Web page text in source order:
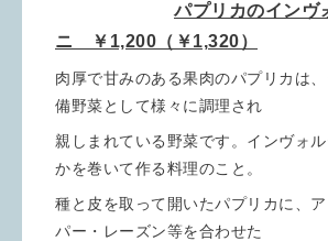
パプリカのインヴ
ニ ￥1,200（￥1,320）
肉厚で甘みのある果肉のパプリカは
備野菜として様々に調理され
親しまれている野菜です。インヴォ
かを巻いて作る料理のこと。
種と皮を取って開いたパプリカに、
パー・レーズン等を合わせた